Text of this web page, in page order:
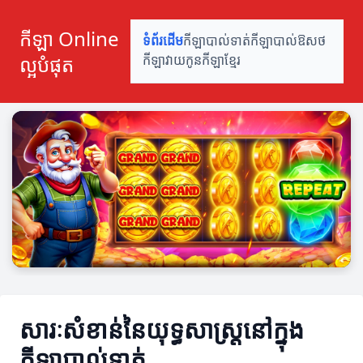
កីឡា Online
ល្អបំផុត
ទំព័រដើមកីឡាបាល់ទាត់កីឡាបាល់ឱសថ
កីឡាវាយកូនកីឡាខ្មែរ
សារៈសំខាន់នៃយុទ្ធសាស្ត្រនៅក្នុង